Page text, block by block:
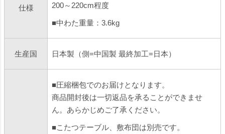
仕様
200～220cm程度
■中わた重量：3.6kg
生産国 日本製（側=中国製 最終加工=日本）
■圧縮梱包でのお届けとなります。
商品開封後は一切返品を承ることができませ
ん。あらかじめご了承ください。
■こたつテーブル、敷布団は別売です。